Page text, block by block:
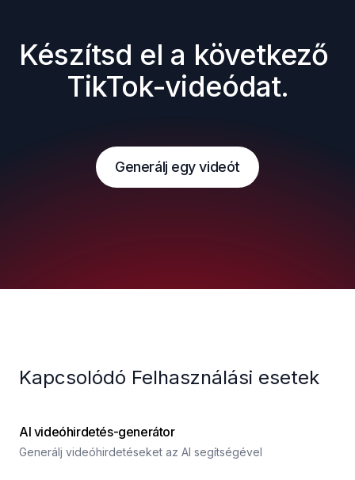
Készítsd el a következő
TikTok-videódat.
Generálj egy videót
Kapcsolódó Felhasználási esetek
AI videóhirdetés-generátor
Generálj videóhirdetéseket az AI segítségével